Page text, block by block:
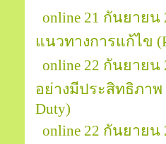
online 21 กันยาย
แนวทางการแก้ไข
online 22 กันยาย
อย่างมีประสิทธิภาพ
Duty)
online 22 กันยาย